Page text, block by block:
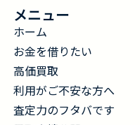
メニュー
ホーム
お金を借りたい
高価買取
利用がご不安な方へ
査定力のフタバです